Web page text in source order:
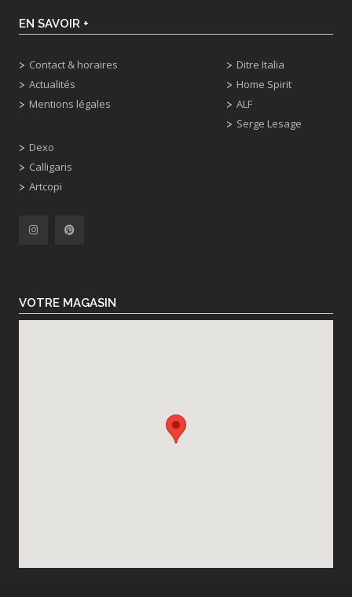
EN SAVOIR +
Contact & horaires
Actualités
Mentions légales
Dexo
Calligaris
Artcopi
Ditre Italia
Home Spirit
ALF
Serge Lesage
VOTRE MAGASIN